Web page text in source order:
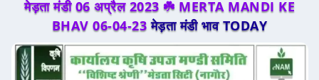
मेड़ता मंडी 06 अप्रैल 2023 ☘️ MERTA MANDI KE
BHAV 06-04-23मेड़ता मंडी भाव TODAY